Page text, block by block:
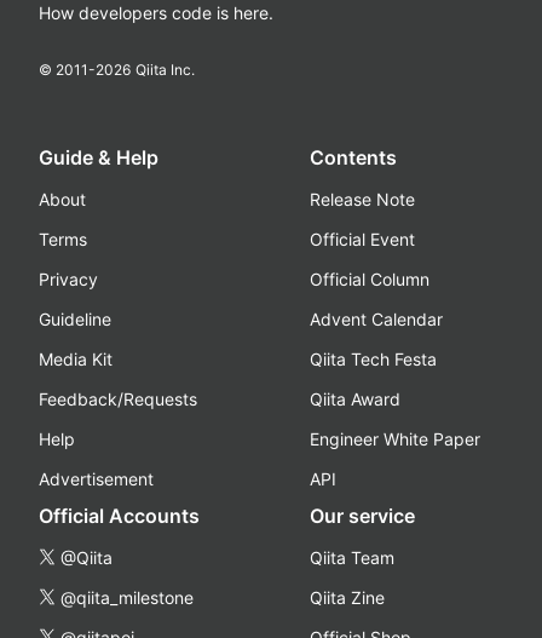
How developers code is here.
© 2011-2026 Qiita Inc.
Guide & Help
About
Terms
Privacy
Guideline
Media Kit
Feedback/Requests
Help
Advertisement
Contents
Release Note
Official Event
Official Column
Advent Calendar
Qiita Tech Festa
Qiita Award
Engineer White Paper
API
Official Accounts
@Qiita
@qiita_milestone
Our service
Qiita Team
Qiita Zine